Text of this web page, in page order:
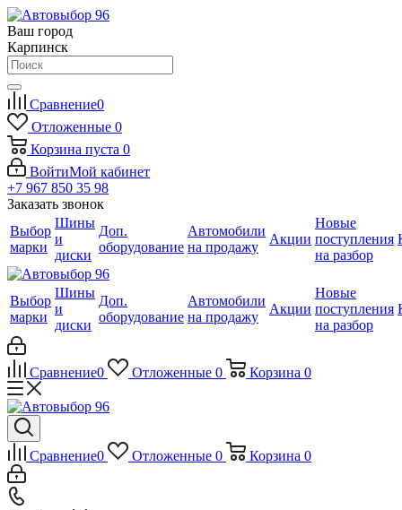
Ваш город
Карпинск
Сравнение0
Отложенные 0
Корзина пуста 0
ВойтиМой кабинет
+7 967 850 35 98
Заказать звонок
Выбор
марки
Шины
и
диски
Доп.
оборудование
Автомобили
на продажу
Акции
Новые
поступления
на разбор
Выбор
марки
Шины
и
диски
Доп.
оборудование
Автомобили
на продажу
Акции
Новые
поступления
на разбор
Сравнение0 Отложенные 0 Корзина 0
Сравнение0 Отложенные 0 Корзина 0